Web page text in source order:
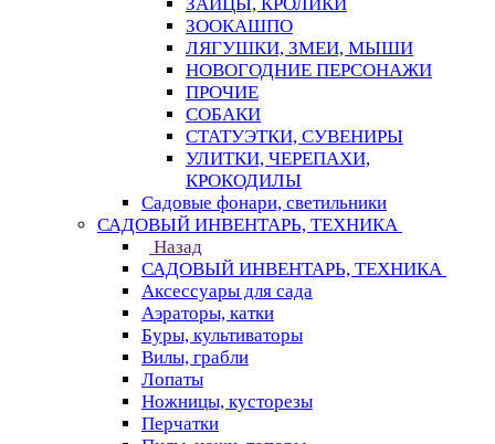
ЗООКАШПО
ЛЯГУШКИ, ЗМЕИ, МЫШИ
НОВОГОДНИЕ ПЕРСОНАЖИ
ПРОЧИЕ
СОБАКИ
СТАТУЭТКИ, СУВЕНИРЫ
УЛИТКИ, ЧЕРЕПАХИ,
КРОКОДИЛЫ
Садовые фонари, светильники
САДОВЫЙ ИНВЕНТАРЬ, ТЕХНИКА
Назад
САДОВЫЙ ИНВЕНТАРЬ, ТЕХНИКА
Аксессуары для сада
Аэраторы, катки
Буры, культиваторы
Вилы, грабли
Лопаты
Ножницы, кусторезы
Перчатки